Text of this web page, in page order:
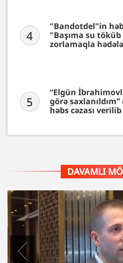
4
"Bandotdel"in
"Başıma su
zorlamaqla
5
“Elgün
görə
həbs cəzası verilib
DAVAMLI